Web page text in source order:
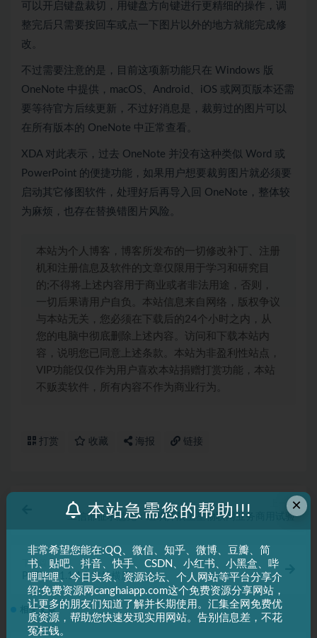
可以开启键盘裁切，用键盘方向键进行更精细的操作，调
整完后只需要按回车或点一下图片以外的地方就能完成修
改。
不过需要注意的是，目前这项新功能只在 Windows 版
OneNote 中提供，macOS、Android、iOS 或网页版本还需
要等待官方后续更新，不过好消息是，裁剪过的图片可以
在所有版本的 OneNote 中正常查看。
XDA 对此表示，过去 OneNote 并没有这种类似 Word 或
PowerPoint 的便捷功能，如果用户想要裁剪图片就必须要
启动其它修图软件，处理好后再导入回 OneNote，整体较
为麻烦，也存在替换错图片风险。
本站为个人博客，博客所发布的一切修改补丁、注册
机和注册信息及软件的文章仅限用于学习和研究目
的;不得将上述内容用于商业或者非法用途，否则，
一切后果请用户自负。本站信息来自网络，版权争议
与本站无关，您必须在下载后的24个小时之内，从
您的电脑中彻底删除上述内容。访问和下载本站内
容，说明您已同意上述条款。本站为非盈利性站点，
VIP功能仅仅作为用户喜欢本站捐赠打赏功能，本站
不贩卖软件，所有内容不作为商业行为。
打赏 收藏 海报 链接
上一篇
工信部征求意见：组织开展卫星物联网业务商用试验
下一篇
PiliPlus v1.1.4.8 支持横屏
相关文章
×
本站急需您的帮助!!!
非常希望您能在:QQ、微信、知乎、微博、豆瓣、简
书、贴吧、抖音、快手、CSDN、小红书、小黑盒、哔
哩哔哩、今日头条、资源论坛、个人网站等平台分享介
绍:免费资源网canghaiapp.com这个免费资源分享网站，
让更多的朋友们知道了解并长期使用。汇集全网免费优
质资源，帮助您快速发现实用网站。告别信息差，不花
冤枉钱。